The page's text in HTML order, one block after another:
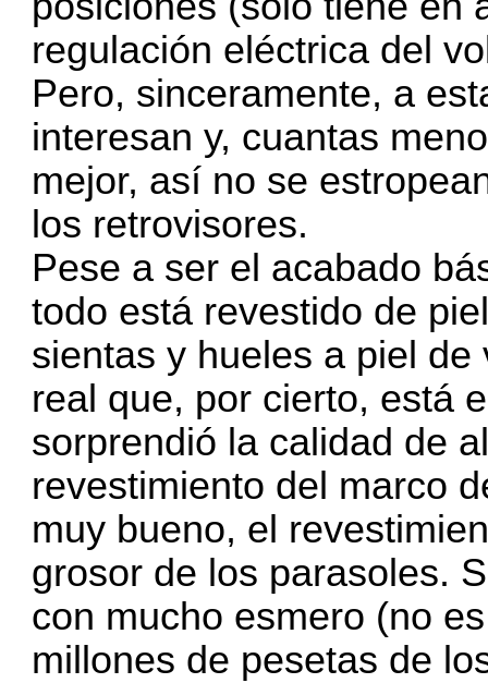
regulación eléctrica del
Pero, sinceramente, a
interesan y, cuantas
mejor, así no se
los retrovisores.
Pese a ser el acabado
todo está revestido de
sientas y hueles a piel
real que, por cierto, está
sorprendió la calidad de
revestimiento del marco
muy bueno, el
grosor de los parasoles.
con mucho esmero (no
millones de pesetas de